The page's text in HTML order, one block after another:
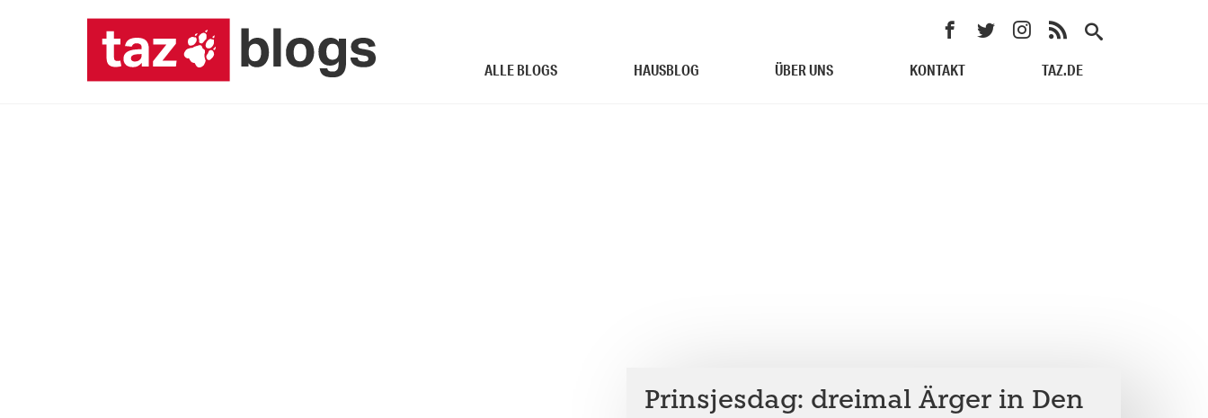
ALLE BLOGS HAUSBLOG ÜBER UNS KONTAKT TAZ.DE
Prinsjesdag: dreimal Ärger in Den